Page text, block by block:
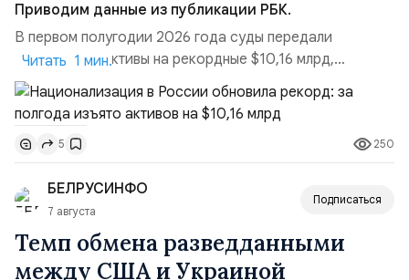
Приводим данные из публикации РБК.
В первом полугодии 2026 года суды передали
государству активы на рекордные $10,16 млрд,
подсчитали аналитики AK&M. Это в 2,5 раза больше,
чем за аналогичный период 2025 года ($3,95 млрд).
Всего зафиксировано 15 национализационных
транзакций, которые обеспечили 42,2% денежного
объёма всего российского рынка слияний и
поглощений. Крупнейшей ...
Читать 1 мин.
5 250
БЕЛРУСИНФО
7 августа
Подписаться
Темп обмена разведданными
между США и Украиной